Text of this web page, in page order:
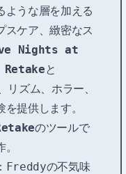
ような層を加える
スケア、緻密なス
Nights at
と
リズム、ホラー、
提供します。
のツールで
：Freddyの不気味